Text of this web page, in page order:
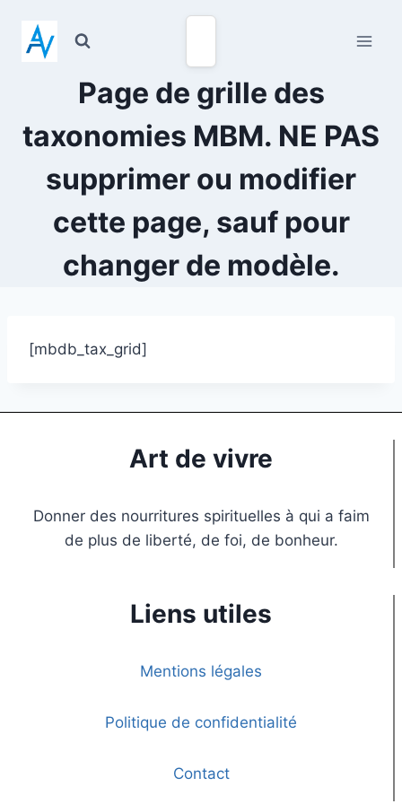
Page de grille des
taxonomies MBM. NE PAS
supprimer ou modifier
cette page, sauf pour
changer de modèle.
[mbdb_tax_grid]
Art de vivre
Donner des nourritures spirituelles à qui a faim
de plus de liberté, de foi, de bonheur.
Liens utiles
Mentions légales
Politique de confidentialité
Contact